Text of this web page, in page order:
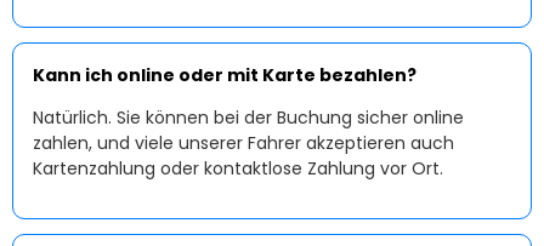
Kann ich online oder mit Karte bezahlen?
Natürlich. Sie können bei der Buchung sicher online
zahlen, und viele unserer Fahrer akzeptieren auch
Kartenzahlung oder kontaktlose Zahlung vor Ort.